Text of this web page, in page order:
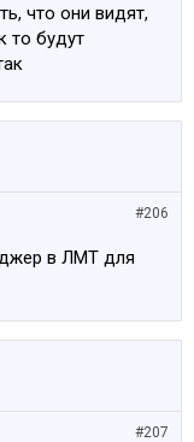
что они видят,
то будут
#206
в ЛМТ для
#207